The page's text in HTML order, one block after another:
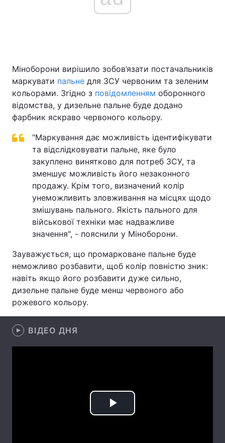
Головна Війна
Україна Політика
Економіка Світ
Спорт Наука
Техно і зв'язок Лайт
Зброя Інциденти
Здоров'я Туризм
Цікавинки Погода
Лонгріди
Відео з Youtube
Інтерв'ю
Архів Вакансії
Міноборони вирішило зобов’язати постачальників
маркувати пальне для ЗСУ червоним та зеленим
кольорами. Згідно з повідомленням оборонного
відомства, у дизельне пальне буде додано
фарбник яскраво червоного кольору.
"Маркування дає можливість ідентифікувати
та відслідковувати пальне, яке було
закуплено винятково для потреб ЗСУ, та
зменшує можливість його незаконного
продажу. Крім того, визначений колір
унеможливить зловживання на місцях щодо
змішувань пального. Якість пального для
військової техніки має надважливе
значення", - пояснили у Міноборони.
Зауважується, що промарковане пальне буде
неможливо розбавити, щоб колір повністю зник:
навіть якщо його розбавити дуже сильно,
дизельне пальне буде менш червоного або
рожевого кольору.
ВІДЕО ДНЯ
Play